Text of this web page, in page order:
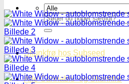
Søg
efter:
Skunkfrø hos Subseed
Alle Cannabis -og Skunkfrø